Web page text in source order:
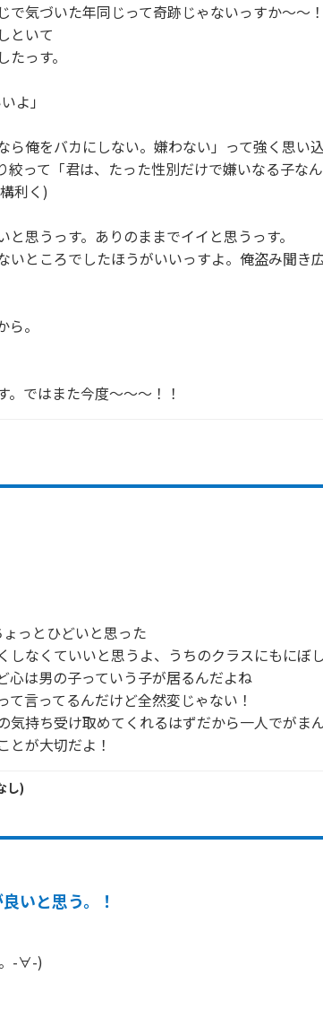
で気づいた年同じって奇跡じゃないっすか～～
といて
っす。
よ」
ら俺をバカにしない。嫌わない」って強く思い
絞って「君は、たった性別だけで嫌いなる子な
利く)
思うっす。ありのままでイイと思うっす。
いところでしたほうがいいっすよ。俺盗み聞き
。
ではまた今度～～～！！
っとひどいと思った
しなくていいと思うよ、うちのクラスにもにぼ
心は男の子っていう子が居るんだよね
て言ってるんだけど全然変じゃない！
気持ち受け取めてくれるはずだから一人でがま
し)
いと思う。！
。-∀-)